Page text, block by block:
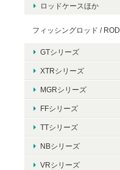
ロッドケースほか
フィッシングロッド / ROD
GTシリーズ
XTRシリーズ
MGRシリーズ
FFシリーズ
TTシリーズ
NBシリーズ
VRシリーズ